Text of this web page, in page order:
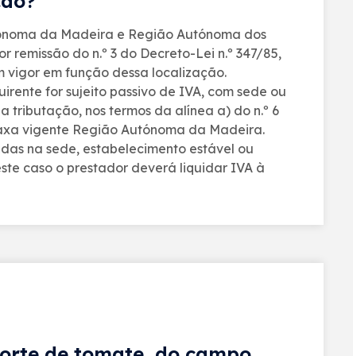
da Madeira e Região Autónoma dos
do n.º 3 do Decreto-Lei n.º 347/85,
em função dessa localização.
for sujeito passivo de IVA, com sede ou
nos termos da alínea a) do n.º 6
vigente Região Autónoma da Madeira.
na sede, estabelecimento estável ou
caso o prestador deverá liquidar IVA à